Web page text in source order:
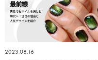
ーウェブマ
ガジン ）
2023.08.16